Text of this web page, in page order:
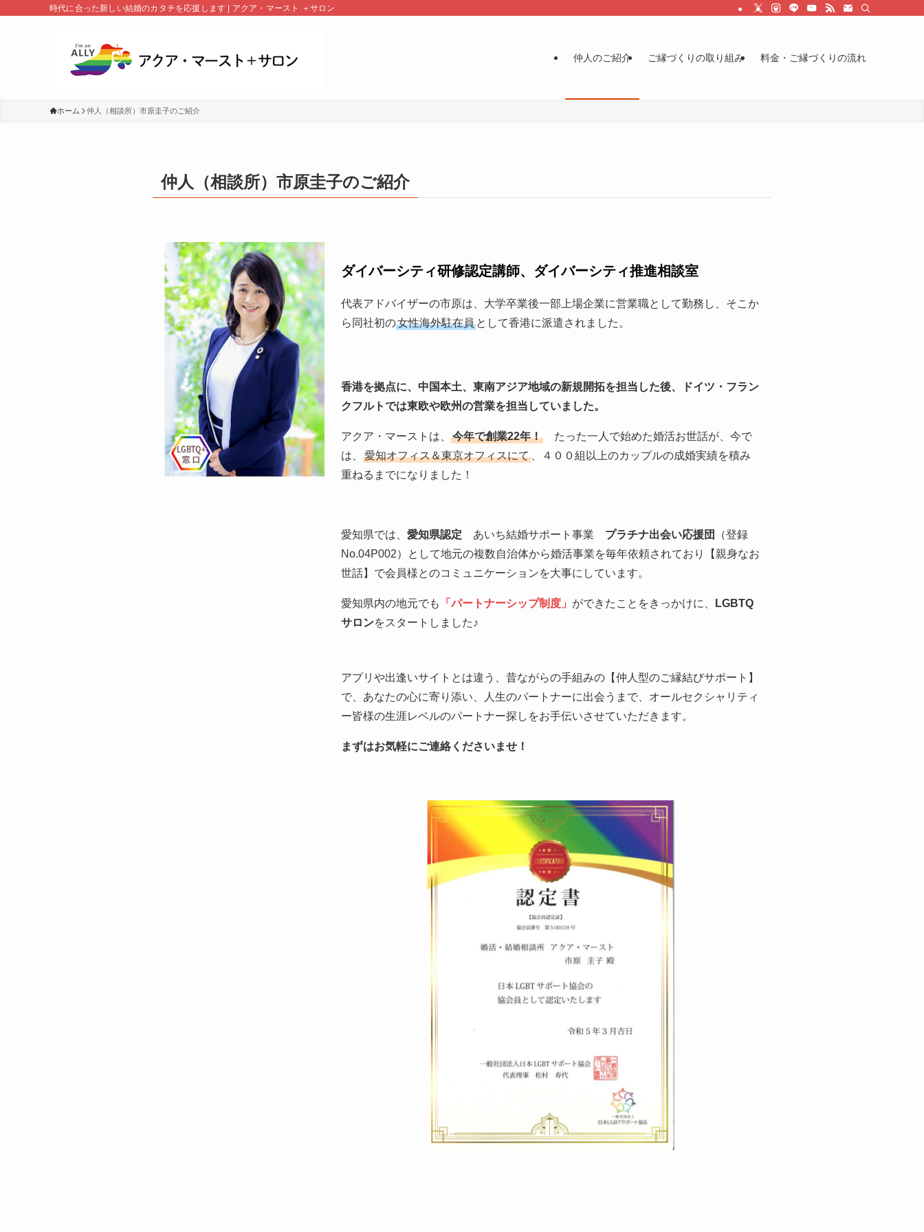
時代に合った新しい結婚のカタチを応援します | アクア・マースト ＋サロン
仲人のご紹介 ご縁づくりの取り組み 料金・ご縁づくりの流れ
ホーム 仲人（相談所）市原圭子のご紹介
仲人（相談所）市原圭子のご紹介
ダイバーシティ研修認定講師、ダイバーシティ推進相談室
代表アドバイザーの市原は、大学卒業後一部上場企業に営業職として勤務し、そこか
ら同社初の女性海外駐在員 として香港に派遣されました。
香港を拠点に、中国本土、東南アジア地域の新規開拓を担当した後、ドイツ・フラン
クフルトでは東欧や欧州の営業を担当していました。
アクア・マーストは、今年で創業22年！
たった一人で始めた婚活お世話が、今で
は、愛知オフィス＆東京オフィスにて
、４００組以上のカップルの成婚実績を積み
重ねるまでになりました！
愛知県では、愛知県認定 あいち結婚サポート事業 プラチナ出会い応援団
（登録
No.04P002）として地元の複数自治体から婚活事業を毎年依頼されており【親身なお
世話】で会員様とのコミュニケーションを大事にしています。
愛知県内の地元でも 「パートナーシップ制度」 ができたことをきっかけに、
LGBTQ
サロンをスタートしました♪
アプリや出逢いサイトとは違う、昔ながらの手組みの【仲人型のご縁結びサポート】
で、あなたの心に寄り添い、人生のパートナーに出会うまで、オールセクシャリティ
ー皆様の生涯レベルのパートナー探しをお手伝いさせていただきます。
まずはお気軽にご連絡くださいませ！